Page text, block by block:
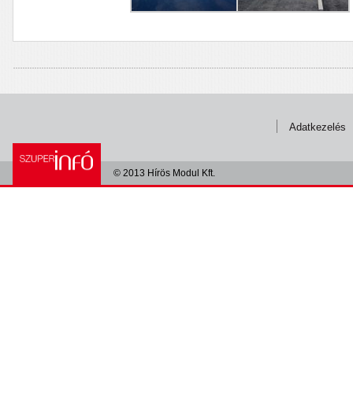
Adatkezelés
© 2013 Hírös Modul Kft.